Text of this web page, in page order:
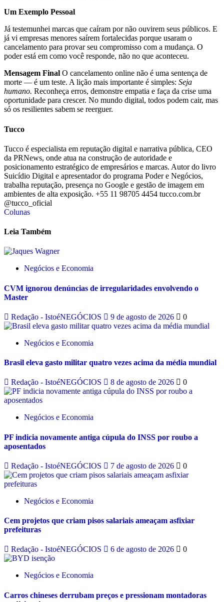
Um Exemplo Pessoal
Já testemunhei marcas que caíram por não ouvirem seus públicos. E
já vi empresas menores saírem fortalecidas porque usaram o
cancelamento para provar seu compromisso com a mudança. O
poder está em como você responde, não no que aconteceu.
Mensagem Final O cancelamento online não é uma sentença de
morte — é um teste. A lição mais importante é simples: Seja
humano. Reconheça erros, demonstre empatia e faça da crise uma
oportunidade para crescer. No mundo digital, todos podem cair, mas
só os resilientes sabem se reerguer.
Tucco
Tucco é especialista em reputação digital e narrativa pública, CEO
da PRNews, onde atua na construção de autoridade e
posicionamento estratégico de empresários e marcas. Autor do livro
Suicídio Digital e apresentador do programa Poder e Negócios,
trabalha reputação, presença no Google e gestão de imagem em
ambientes de alta exposição. +55 11 98705 4454 tucco.com.br
@tucco_oficial
Colunas
Leia Também
Negócios e Economia
CVM ignorou denúncias de irregularidades envolvendo o
Master
Redação - IstoéNEGÓCIOS 9 de agosto de 2026 0
Negócios e Economia
Brasil eleva gasto militar quatro vezes acima da média mundial
Redação - IstoéNEGÓCIOS 8 de agosto de 2026 0
Negócios e Economia
PF indicia novamente antiga cúpula do INSS por roubo a
aposentados
Redação - IstoéNEGÓCIOS 7 de agosto de 2026 0
Negócios e Economia
Cem projetos que criam pisos salariais ameaçam asfixiar
prefeituras
Redação - IstoéNEGÓCIOS 6 de agosto de 2026 0
Negócios e Economia
Carros chineses derrubam preços e pressionam montadoras